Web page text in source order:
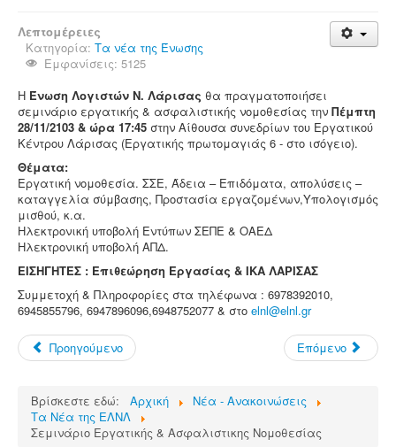
Λεπτομέρειες
Κατηγορία: Τα νέα της Ένωσης
Εμφανίσεις: 5125
Η Ένωση Λογιστών Ν. Λάρισας θα πραγματοποιήσει
σεμινάριο εργατικής & ασφαλιστικής νομοθεσίας την Πέμπτη
28/11/2103 & ώρα 17:45 στην Αίθουσα συνεδρίων του Εργατικού
Κέντρου Λάρισας (Εργατικής πρωτομαγιάς 6 ‐ στο ισόγειο).
Θέματα:
Εργατική νομοθεσία. ΣΣΕ, Άδεια – Επιδόματα, απολύσεις –
καταγγελία σύμβασης, Προστασία εργαζομένων,Υπολογισμός
μισθού, κ.α.
Ηλεκτρονική υποβολή Εντύπων ΣΕΠΕ & ΟΑΕΔ
Ηλεκτρονική υποβολή ΑΠΔ.
ΕΙΣΗΓΗΤΕΣ : Επιθεώρηση Εργασίας & ΙΚΑ ΛΑΡΙΣΑΣ
Συμμετοχή & Πληροφορίες στα τηλέφωνα : 6978392010,
6945855796, 6947896096,6948752077 & στο elnl@elnl.gr
Προηγούμενο Επόμενο
Βρίσκεστε εδώ: Αρχική
Νέα - Ανακοινώσεις
Τα Νέα της ΕΛΝΛ
Σεμινάριο Εργατικής & Ασφαλιστικης Νομοθεσίας